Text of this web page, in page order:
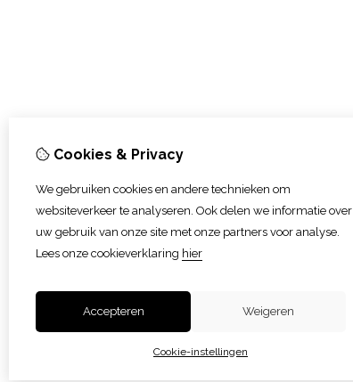
Cookies & Privacy
We gebruiken cookies en andere technieken om
websiteverkeer te analyseren. Ook delen we informatie over
uw gebruik van onze site met onze partners voor analyse.
Lees onze cookieverklaring hier
Accepteren Weigeren
Cookie-instellingen